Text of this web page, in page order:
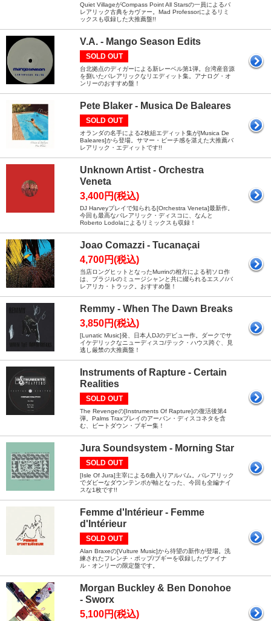
Quiet VillageがCompass Point All Starsの一員によるバ
レアリック古典をカヴァー。Mad Professorによるリミ
ックスも収録した大推薦盤!!
V.A. - Mango Season Edits
SOLD OUT
台北拠点のディガーによる新レーベル第1弾。台湾産音源
を捌いたバレアリックなリエディット集。アナログ・オ
ンリーのおすすめ盤！
Pete Blaker - Musica De Baleares
SOLD OUT
オランダの名手による2枚組エディット集が[Musica De
Baleares]から登場。サマー・ビーチ感を湛えた大推薦バ
レアリック・エディットです!!
Unknown Artist - Orchestra
Veneta
3,400円(税込)
DJ Harveyプレイで知られる[Orchestra Veneta]最新作。
今回も最高なバレアリック・ディスコに、なんと
Roberto Lodolaによるリミックスも収録！
Joao Comazzi - Tucanaçai
4,700円(税込)
当店ロングヒットとなったMurrinの相方による初ソロ作
は、ブラジルのミュージシャンと共に綴られるエスノ/バ
レアリカ・トラック。おすすめ盤！
Remmy - When The Dawn Breaks
3,850円(税込)
[Lunatic Music]発、日本人DJのデビュー作。ダークでサ
イケデリックなニューディスコ/テック・ハウス跨ぐ、見
逃し厳禁の大推薦盤！
Instruments of Rapture - Certain
Realities
SOLD OUT
The Revengeの[Instruments Of Rapture]の復活後第4
弾。Palms Traxプレイのアーバン・ディスコネタを含
む、ビートダウン・ブギー集！
Jura Soundsystem - Morning Star
SOLD OUT
[Isle Of Jura]主宰による6曲入りアルバム。バレアリック
でダビーなダウンテンポが軸となった、今回も全編ナイ
スな1枚です!!
Femme d'Intérieur - Femme
d'Intérieur
SOLD OUT
Alan Braxeの[Vulture Music]から待望の新作が登場。洗
練されたフレンチ・ポップ/ブギーを収録したヴァイナ
ル・オンリーの限定盤です。
Morgan Buckley & Ben Donohoe
- Sworx
5,100円(税込)